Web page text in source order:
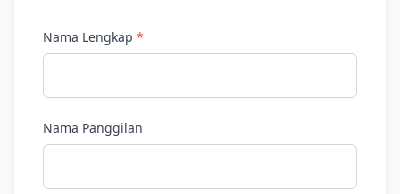
Nama Lengkap *
Nama Panggilan